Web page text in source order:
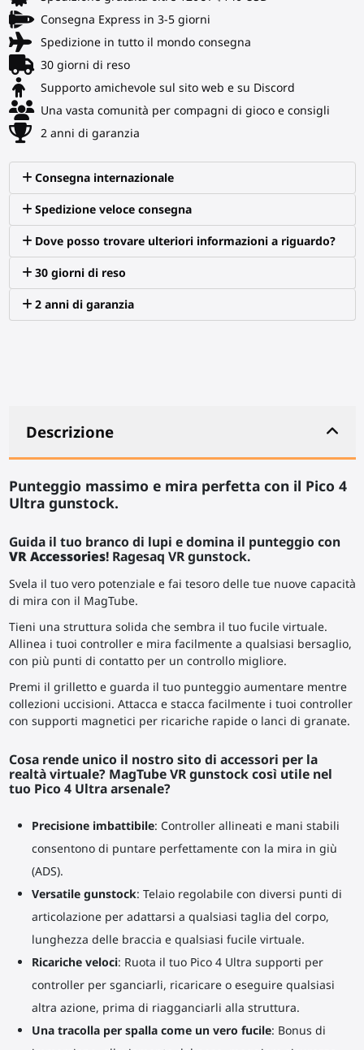
Consegna Express in 3-5 giorni
Spedizione in tutto il mondo consegna
30 giorni di reso
Supporto amichevole sul sito web e su Discord
Una vasta comunità per compagni di gioco e consigli
2 anni di garanzia
Consegna internazionale
Spedizione veloce consegna
Dove posso trovare ulteriori informazioni a riguardo?
30 giorni di reso
2 anni di garanzia
Descrizione
Punteggio massimo e mira perfetta con il Pico 4
Ultra gunstock.
Guida il tuo branco di lupi e domina il punteggio con
VR Accessories! Ragesaq VR gunstock.
Svela il tuo vero potenziale e fai tesoro delle tue nuove capacità
di mira con il MagTube.
Tieni una struttura solida che sembra il tuo fucile virtuale.
Allinea i tuoi controller e mira facilmente a qualsiasi bersaglio,
con più punti di contatto per un controllo migliore.
Premi il grilletto e guarda il tuo punteggio aumentare mentre
collezioni uccisioni. Attacca e stacca facilmente i tuoi controller
con supporti magnetici per ricariche rapide o lanci di granate.
Cosa rende unico il nostro sito di accessori per la
realtà virtuale? MagTube VR gunstock così utile nel
tuo Pico 4 Ultra arsenale?
Precisione imbattibile: Controller allineati e mani stabili
consentono di puntare perfettamente con la mira in giù
(ADS).
Versatile gunstock: Telaio regolabile con diversi punti di
articolazione per adattarsi a qualsiasi taglia del corpo,
lunghezza delle braccia e qualsiasi fucile virtuale.
Ricariche veloci: Ruota il tuo Pico 4 Ultra supporti per
controller per sganciarli, ricaricare o eseguire qualsiasi
altra azione, prima di riagganciarli alla struttura.
Una tracolla per spalla come un vero fucile: Bonus di